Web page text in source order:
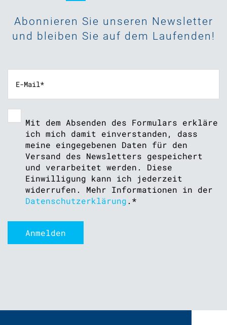
Abonnieren Sie unseren Newsletter
und bleiben Sie auf dem Laufenden!
Mit dem Absenden des Formulars erkläre
ich mich damit einverstanden, dass
meine eingegebenen Daten für den
Versand des Newsletters gespeichert
und verarbeitet werden. Diese
Einwilligung kann ich jederzeit
widerrufen. Mehr Informationen in der
Datenschutzerklärung . *